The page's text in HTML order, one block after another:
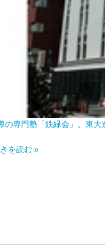
専門塾「鉄緑会」。東
を読む »